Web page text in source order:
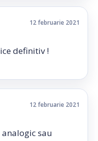
12 februarie 2021
definitiv !
12 februarie 2021
sau